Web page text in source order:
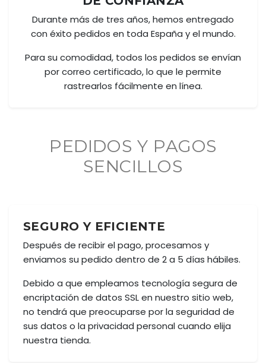
Durante más de tres años, hemos entregado
con éxito pedidos en toda España y el mundo.
Para su comodidad, todos los pedidos se envían
por correo certificado, lo que le permite
rastrearlos fácilmente en línea.
PEDIDOS Y PAGOS
SENCILLOS
SEGURO Y EFICIENTE
Después de recibir el pago, procesamos y
enviamos su pedido dentro de 2 a 5 días hábiles.
Debido a que empleamos tecnología segura de
encriptación de datos SSL en nuestro sitio web,
no tendrá que preocuparse por la seguridad de
sus datos o la privacidad personal cuando elija
nuestra tienda.